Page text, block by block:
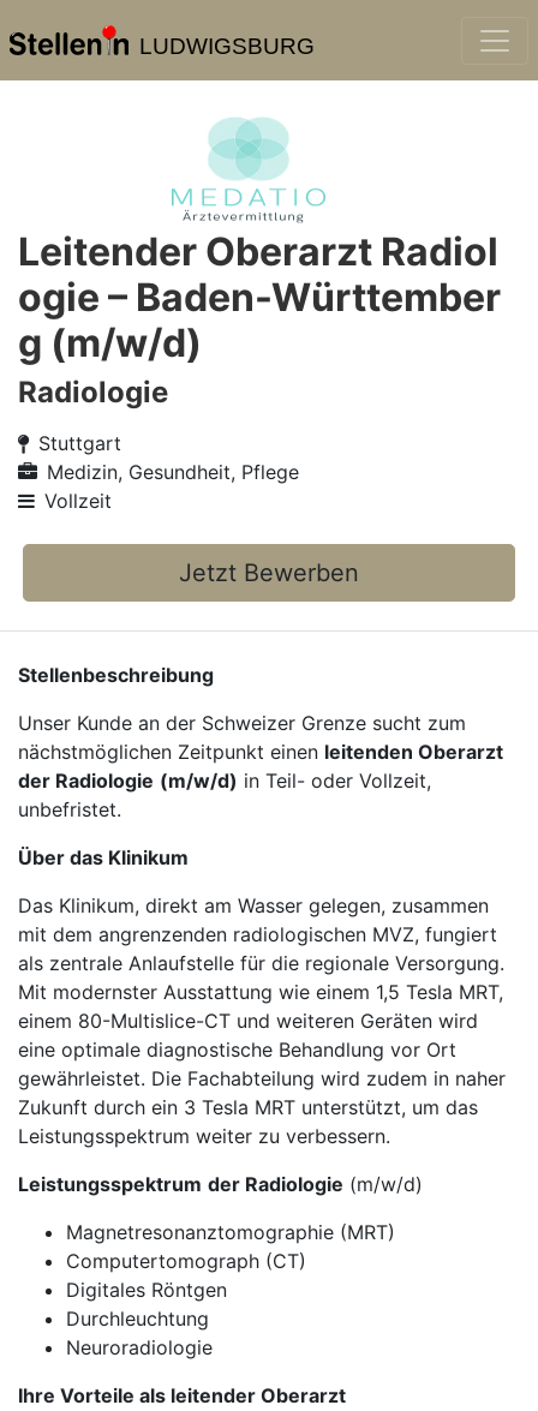
LUDWIGSBURG
Leitender Oberarzt Radiol
ogie – Baden-Württember
g (m/w/d)
Radiologie
Stuttgart
Medizin, Gesundheit, Pflege
Vollzeit
Jetzt Bewerben
Stellenbeschreibung
Unser Kunde an der Schweizer Grenze sucht zum
nächstmöglichen Zeitpunkt einen leitenden Oberarzt
der Radiologie (m/w/d) in Teil- oder Vollzeit,
unbefristet.
Über das Klinikum
Das Klinikum, direkt am Wasser gelegen, zusammen
mit dem angrenzenden radiologischen MVZ, fungiert
als zentrale Anlaufstelle für die regionale Versorgung.
Mit modernster Ausstattung wie einem 1,5 Tesla MRT,
einem 80-Multislice-CT und weiteren Geräten wird
eine optimale diagnostische Behandlung vor Ort
gewährleistet. Die Fachabteilung wird zudem in naher
Zukunft durch ein 3 Tesla MRT unterstützt, um das
Leistungsspektrum weiter zu verbessern.
Leistungsspektrum der Radiologie (m/w/d)
Magnetresonanztomographie (MRT)
Computertomograph (CT)
Digitales Röntgen
Durchleuchtung
Neuroradiologie
Ihre Vorteile als leitender Oberarzt